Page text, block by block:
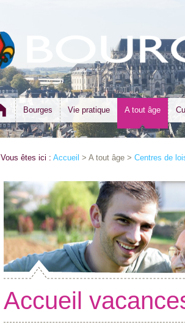
Bourges Vie pratique A tout âge
Vous êtes ici : Accueil > A tout âge > Centres de
Accueil